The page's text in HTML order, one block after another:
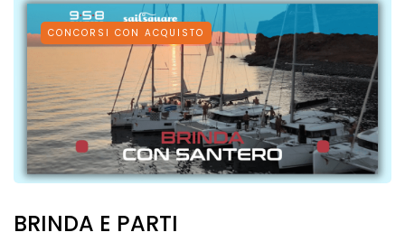
CONCORSI CON ACQUISTO
BRINDA E PARTI